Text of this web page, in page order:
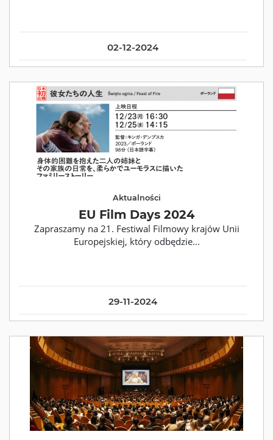
02-12-2024
29-11-2024
Aktualności
EU Film Days 2024
Zapraszamy na 21. Festiwal Filmowy krajów Unii
Europejskiej, który odbędzie...